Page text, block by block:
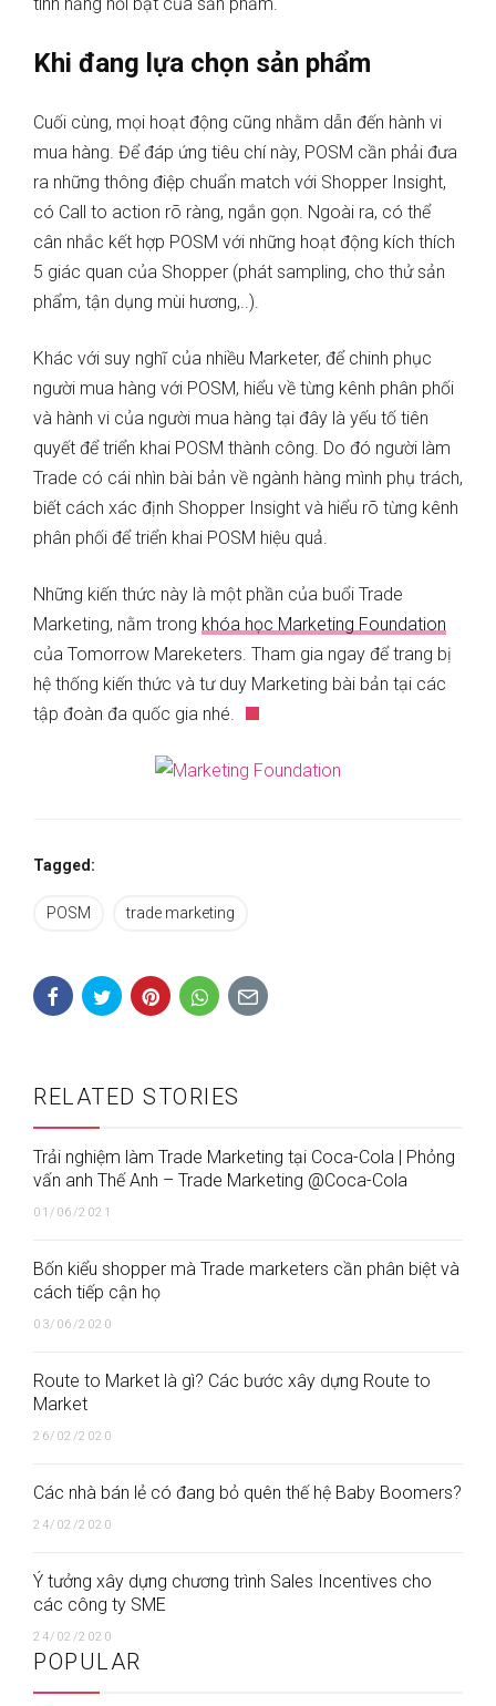
Khi đang lựa chọn sản phẩm
Cuối cùng, mọi hoạt động cũng nhằm dẫn đến hành vi
mua hàng. Để đáp ứng tiêu chí này, POSM cần phải đưa
ra những thông điệp chuẩn match với Shopper Insight,
có Call to action rõ ràng, ngắn gọn. Ngoài ra, có thể
cân nhắc kết hợp POSM với những hoạt động kích thích
5 giác quan của Shopper (phát sampling, cho thử sản
phẩm, tận dụng mùi hương,..).
Khác với suy nghĩ của nhiều Marketer, để chinh phục
người mua hàng với POSM, hiểu về từng kênh phân phối
và hành vi của người mua hàng tại đây là yếu tố tiên
quyết để triển khai POSM thành công. Do đó người làm
Trade có cái nhìn bài bản về ngành hàng mình phụ trách,
biết cách xác định Shopper Insight và hiểu rõ từng kênh
phân phối để triển khai POSM hiệu quả.
Những kiến thức này là một phần của buổi Trade
Marketing, nằm trong khóa học Marketing Foundation
của Tomorrow Mareketers. Tham gia ngay để trang bị
hệ thống kiến thức và tư duy Marketing bài bản tại các
tập đoàn đa quốc gia nhé.
Tagged:
POSM trade marketing
RELATED STORIES
Trải nghiệm làm Trade Marketing tại Coca-Cola | Phỏng
vấn anh Thế Anh – Trade Marketing @Coca-Cola
01/06/2021
Bốn kiểu shopper mà Trade marketers cần phân biệt và
cách tiếp cận họ
03/06/2020
Route to Market là gì? Các bước xây dựng Route to
Market
26/02/2020
Các nhà bán lẻ có đang bỏ quên thế hệ Baby Boomers?
24/02/2020
Ý tưởng xây dựng chương trình Sales Incentives cho
các công ty SME
24/02/2020
POPULAR